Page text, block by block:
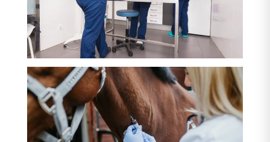
ISCRIVERSI CHIUDERE